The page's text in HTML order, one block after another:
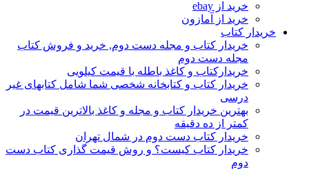
خرید از ebay
خرید از آمازون
خریدار کتاب
خریدار کتاب و مجله دست دوم, خرید و فروش کتاب
مجله دست دوم
خریدارکتاب و کاغذ باطله با قیمت کیلویی
خریدار کتاب و کتابخانه شخصی شما شامل کتابهای غیر
درسی
بهترین خریدار کتاب و مجله و کاغذ بالاترین قیمت در
کمتر از ده دقیقه
خریدار کتاب دست دوم در شمال تهران
خریدار کتاب کیست؟ و روش قیمت گذاری کتاب دست
دوم